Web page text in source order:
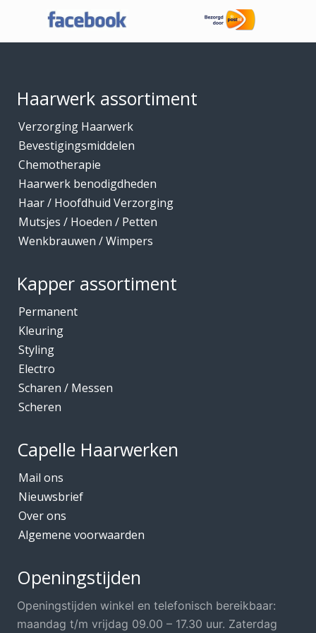
Haaraccessoires
Haarwerken
High Heat Fiber
Hoofdhuidverzorging
Hygiene
Kammen
Kapmantels / Verfschorten
Kappers benodigdheden
Kapperskoffers / Etuis
Mediceuticals bij Chemo
Mediceuticals bij Haarherstel/verzorging
Mediceuticals bij Haaruitval
Merken O.A.
Mobiele Kapper
Mutsjes *Opruiming*
Mutsjes / Hoeden / Petten
Nieuw in ons assortiment
Ontharen
Haarwerk assortiment
Verzorging Haarwerk
Bevestigingsmiddelen
Chemotherapie
Haarwerk benodigdheden
Haar / Hoofdhuid Verzorging
Mutsjes / Hoeden / Petten
Wenkbrauwen / Wimpers
Kapper assortiment
Permanent
Kleuring
Styling
Electro
Scharen / Messen
Scheren
Capelle Haarwerken
Mail ons
Nieuwsbrief
Over ons
Algemene voorwaarden
Openingstijden
Openingstijden winkel en telefonisch bereikbaar:
maandag t/m vrijdag 09.00 – 17.30 uur. Zaterdag